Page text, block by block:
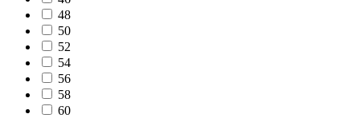
48
50
52
54
56
58
60